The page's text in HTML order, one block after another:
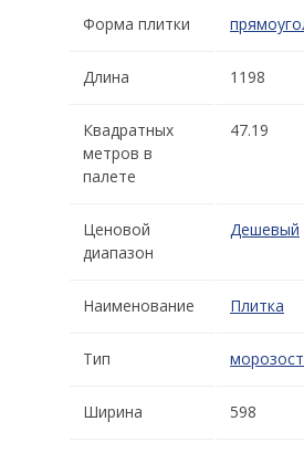
Форма плитки
Длина 1198
Квадратных
метров в
палете
47.19
Ценовой
диапазон
Дешевый
Наименование Плитка
Тип
Ширина 598